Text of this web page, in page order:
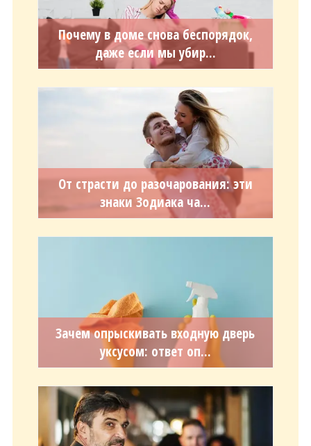
Почему в доме снова беспорядок,
даже если мы убир...
От страсти до разочарования: эти
знаки Зодиака ча...
Зачем опрыскивать входную дверь
уксусом: ответ оп...